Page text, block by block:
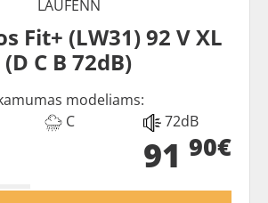
LAUFENN
Fit+ (LW31) 92 V XL
(D C B 72dB)
modeliams:
C 72dB
91 90€